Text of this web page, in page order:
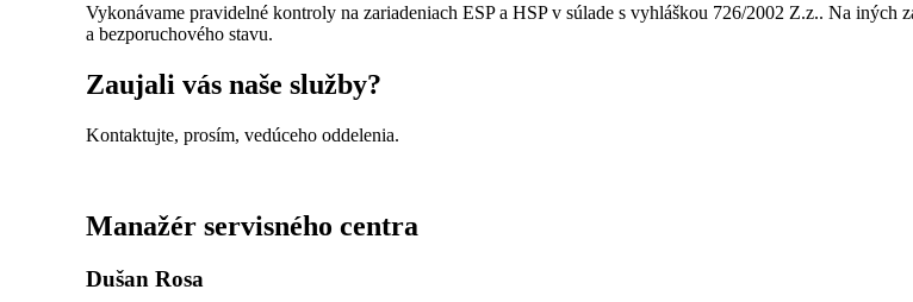
Vykonávame pravidelné kontroly na zariadeniach ESP a HSP v súlade s vyhláškou 726/2002 Z.z.. Na iných
a bezporuchového stavu.
Zaujali vás naše služby?
Kontaktujte, prosím, vedúceho oddelenia.
Manažér servisného centra
Dušan Rosa